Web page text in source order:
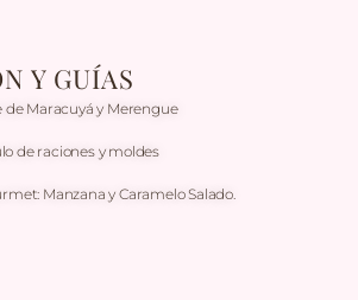
Y GUÍAS
de Maracuyá y Merengue
de raciones y moldes
Manzana y Caramelo Salado.